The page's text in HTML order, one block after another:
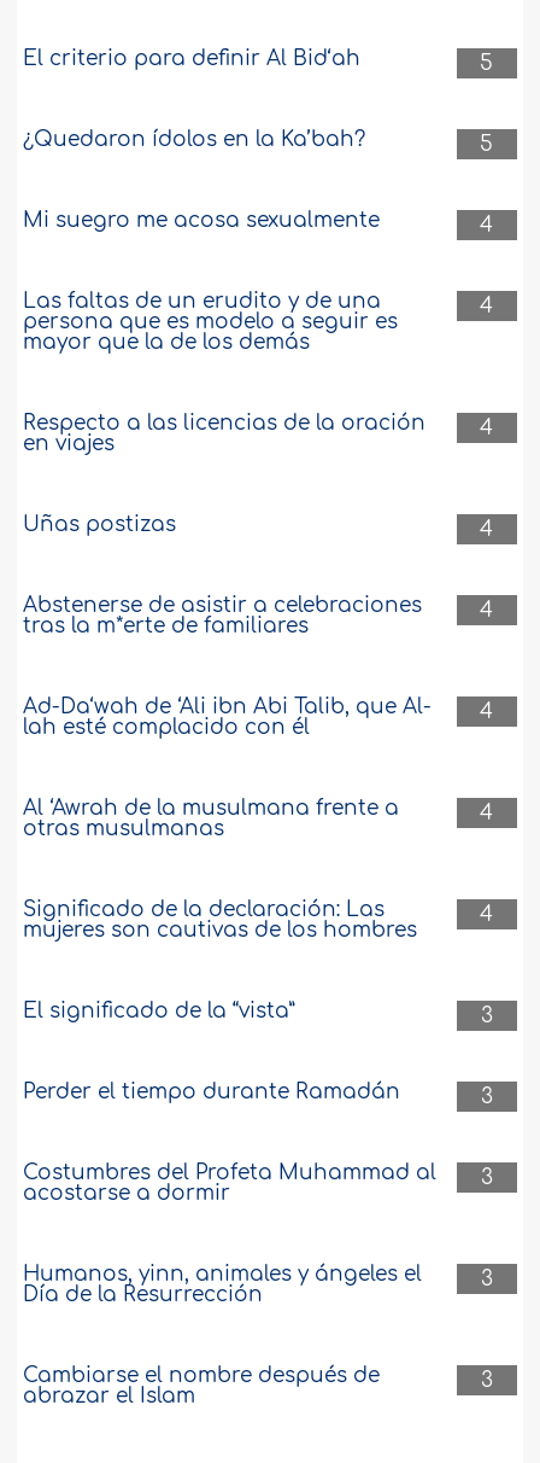
5
El criterio para definir Al Bid‘ah
5
¿Quedaron ídolos en la Ka’bah?
4
Mi suegro me acosa sexualmente
4
Las faltas de un erudito y de una
persona que es modelo a seguir es
mayor que la de los demás
4
Respecto a las licencias de la oración
en viajes
4
Uñas postizas
4
Abstenerse de asistir a celebraciones
tras la m*erte de familiares
4
Ad-Da‘wah de ‘Ali ibn Abi Talib, que Al-
lah esté complacido con él
4
Al ‘Awrah de la musulmana frente a
otras musulmanas
4
Significado de la declaración: Las
mujeres son cautivas de los hombres
3
El significado de la “vista”
3
Perder el tiempo durante Ramadán
3
Costumbres del Profeta Muhammad al
acostarse a dormir
3
Humanos, yinn, animales y ángeles el
Día de la Resurrección
3
Cambiarse el nombre después de
abrazar el Islam